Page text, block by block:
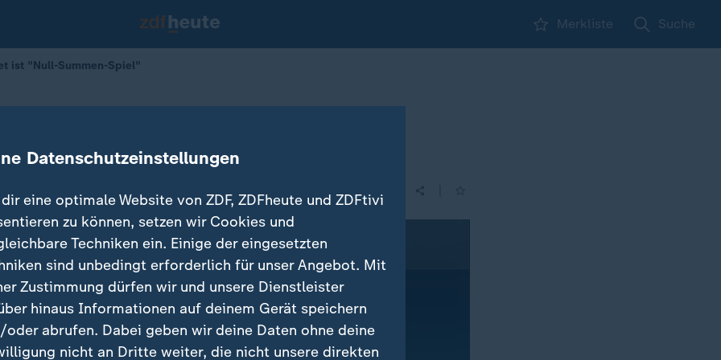
Merkliste Suche
ist "Null-Summen-Spiel"
ist "Null-Summen-Spiel"
Datenschutzeinstellungen
eine optimale Website von ZDF, ZDFheute und ZDFtivi
zu können, setzen wir Cookies und
Techniken ein. Einige der eingesetzten
sind unbedingt erforderlich für unser Angebot. Mit
Zustimmung dürfen wir und unsere Dienstleister
hinaus Informationen auf deinem Gerät speichern
oder abrufen. Dabei geben wir deine Daten ohne deine
nicht an Dritte weiter, die nicht unsere direkten